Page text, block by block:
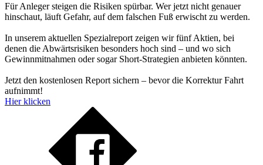
Für Anleger steigen die Risiken spürbar. Wer jetzt nicht genauer
hinschaut, läuft Gefahr, auf dem falschen Fuß erwischt zu werden.
In unserem aktuellen Spezialreport zeigen wir fünf Aktien, bei
denen die Abwärtsrisiken besonders hoch sind – und wo sich
Gewinnmitnahmen oder sogar Short-Strategien anbieten könnten.
Jetzt den kostenlosen Report sichern – bevor die Korrektur Fahrt
aufnimmt!
Hier klicken